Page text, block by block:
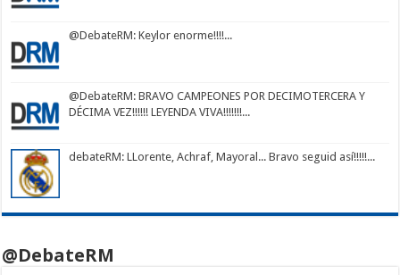
@DebateRM: Keylor enorme!!!!...
@DebateRM: BRAVO CAMPEONES POR DECIMOTERCERA Y
DÉCIMA VEZ!!!!!! LEYENDA VIVA!!!!!!!...
debateRM: LLorente, Achraf, Mayoral... Bravo seguid así!!!!!...
@DebateRM